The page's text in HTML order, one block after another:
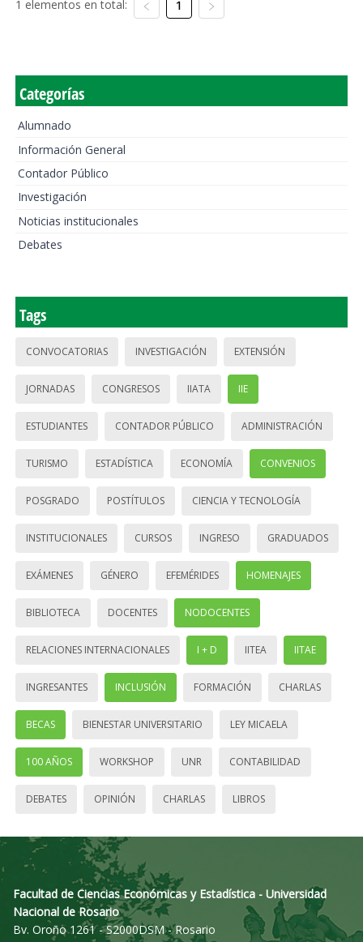
1 elementos en total: 1
Categorías
Alumnado
Información General
Contador Público
Investigación
Noticias institucionales
Debates
Tags
CONVOCATORIAS INVESTIGACIÓN EXTENSIÓN
JORNADAS CONGRESOS IIATA IIE
ESTUDIANTES CONTADOR PÚBLICO ADMINISTRACIÓN
TURISMO ESTADÍSTICA ECONOMÍA CONVENIOS
POSGRADO POSTÍTULOS CIENCIA Y TECNOLOGÍA
INSTITUCIONALES CURSOS INGRESO GRADUADOS
EXÁMENES GÉNERO EFEMÉRIDES HOMENAJES
BIBLIOTECA DOCENTES NODOCENTES
RELACIONES INTERNACIONALES I + D IITEA IITAE
INGRESANTES INCLUSIÓN FORMACIÓN CHARLAS
BECAS BIENESTAR UNIVERSITARIO LEY MICAELA
100 AÑOS WORKSHOP UNR CONTABILIDAD
DEBATES OPINIÓN CHARLAS LIBROS
Facultad de Ciencias Económicas y Estadística - Universidad
Nacional de Rosario
Bv. Oroño 1261 - S2000DSM - Rosario